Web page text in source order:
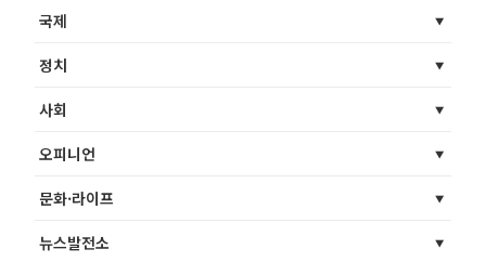
국제
정치
사회
오피니언
문화·라이프
뉴스발전소